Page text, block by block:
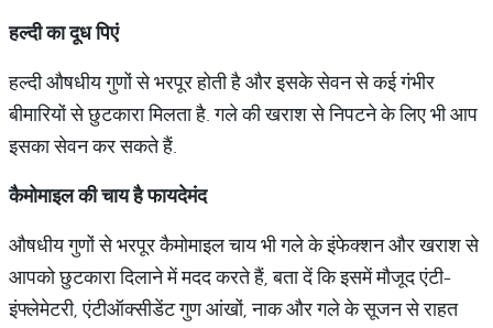
हल्दीकादूधपिएं
हल्दी औषधीय गुणों से भरपूर होती है और इसके सेवन से कई गंभीर
बीमारियों से छुटकारा मिलता है. गले की खराश से निपटने के लिए भी आप
इसका सेवन कर सकते हैं.
कैमोमाइलकीचायहैफायदेमंद
औषधीय गुणों से भरपूर कैमोमाइल चाय भी गले के इंफेक्शन और खराश से
आपको छुटकारा दिलाने में मदद करते हैं, बता दें कि इसमें मौजूद एंटी-
इंफ्लेमेटरी, एंटीऑक्सीडेंट गुण आंखों, नाक और गले के सूजन से राहत